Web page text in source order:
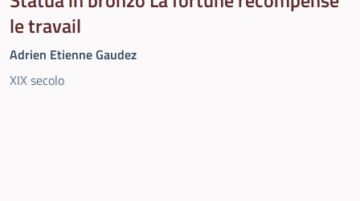
le travail
Adrien Etienne Gaudez
XIX secolo